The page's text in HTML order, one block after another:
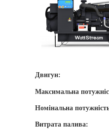
Двигун:
Максимальна
Номінальна
Витрата палива: